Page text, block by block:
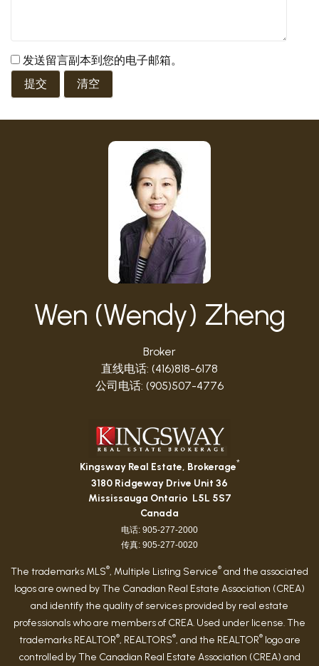
发送留言副本到您的电子邮箱。
Wen (Wendy) Zheng
Broker
直线电话: (416)818-6178
公司电话: (905)507-4776
Kingsway Real Estate, Brokerage*
3180 Ridgeway Drive Unit 36
Mississauga Ontario L5L 5S7
Canada
电话: 905-277-2000
传真: 905-277-0020
The trademarks MLS®, Multiple Listing Service® and the associated
logos are owned by The Canadian Real Estate Association (CREA)
and identify the quality of services provided by real estate
professionals who are members of CREA. Used under license. The
trademarks REALTOR®, REALTORS®, and the REALTOR®logo are
controlled by The Canadian Real Estate Association (CREA) and